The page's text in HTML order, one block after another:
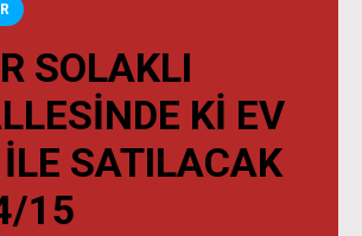
SOLAKLI
KI EV
SATILACAK
15